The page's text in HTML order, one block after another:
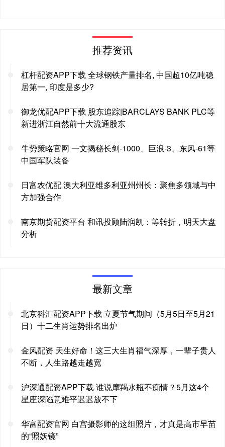
推荐资讯
杠杆配资APP下载 全球钢铁产量排名, 中国超10亿吨稳
居第一, 印度是多少?
御龙优配APP下载 股东追踪|BARCLAYS BANK PLC等
新进浙江自然前十大流通股东
牛势策略官网 一文揭秘长剑-1000、巨浪-3、东风-61等
中国军队装备
日富农优配 澳大利亚维多利亚州州长：聚焦多领域与中
方加强合作
南京期货配资平台 和讯投顾陆润凯：等转折，明天大盘
分析
最新文章
北京科汇配资APP下载 立夏节气期间（5月5日至5月21
日）十二生肖运势排名出炉
金风配资 天生好命！这三大生肖福气深厚，一辈子贵人
不断，人生路越走越宽
沪深通配资APP下载 谁说摩羯水瓶不痴情？5月这4个
星座深陷意难平迟迟放不下
华富配资官网 白宫摄影师的这组照片，才真是高市早苗
的“照妖镜”